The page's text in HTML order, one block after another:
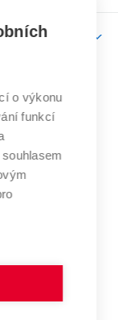
o výkonu
funkcí